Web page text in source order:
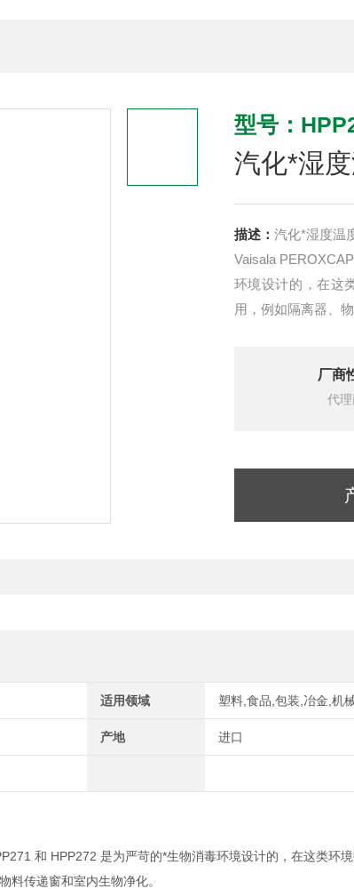
型号：
汽化*湿
描述： 汽化*湿度温
Vaisala
环境设计的，在这
用，例如隔离器、
厂商
代理
适用领域 塑料,食品,包装,冶金,机
产地 进口
和 HPP272 是为严苛的*生物消毒环境设计的，在这类环
料传递窗和室内生物净化。